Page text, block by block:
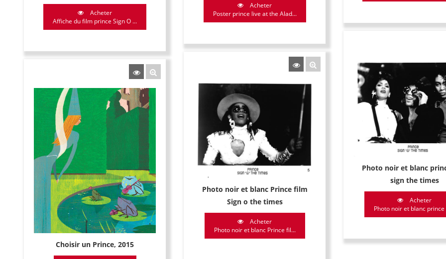
Acheter
Affiche du film prince Sign O ...
Acheter
Poster prince live at the Alad...
Photo noir et blanc
sign the times
Acheter
Photo noir et blanc prince
Photo noir et blanc Prince film
Sign o the times
Acheter
Photo noir et blanc Prince fil...
Choisir un Prince, 2015